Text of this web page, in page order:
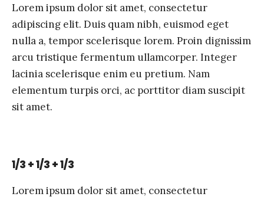
Lorem ipsum dolor sit amet, consectetur
adipiscing elit. Duis quam nibh, euismod eget
nulla a, tempor scelerisque lorem. Proin dignissim
arcu tristique fermentum ullamcorper. Integer
lacinia scelerisque enim eu pretium. Nam
elementum turpis orci, ac porttitor diam suscipit
sit amet.
1/3 + 1/3 + 1/3
Lorem ipsum dolor sit amet, consectetur